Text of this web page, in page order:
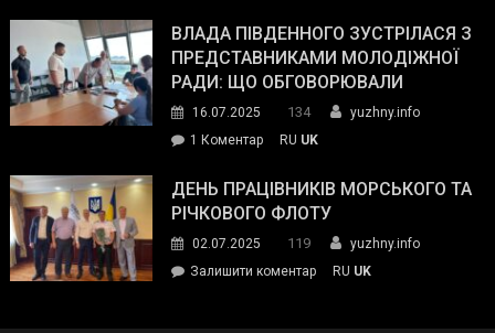
окупанти.
Маємо
діяти
команда
Південного
провів
інспекцію
укриття
ВЛАДА ПІВДЕННОГО ЗУСТРІЛАСЯ З
ПРЕДСТАВНИКАМИ МОЛОДІЖНОЇ
РАДИ: ЩО ОБГОВОРЮВАЛИ
16.07.2025 134
yuzhny.info
1 Коментардо
Південного
зустрілася
представниками
молодіжної
RU UK
ДЕНЬ ПРАЦІВНИКІВ МОРСЬКОГО ТА
РІЧКОВОГО ФЛОТУ
02.07.2025 119
yuzhny.info
Залишити коментарon
RU UK